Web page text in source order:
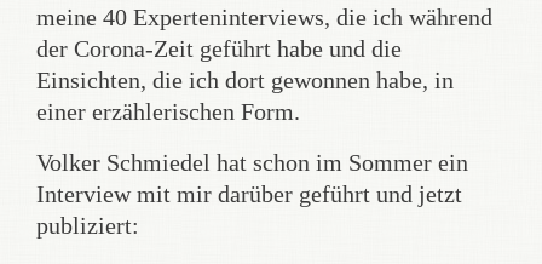
meine 40 Experteninterviews, die ich während
der Corona-Zeit geführt habe und die
Einsichten, die ich dort gewonnen habe, in
einer erzählerischen Form.
Volker Schmiedel hat schon im Sommer ein
Interview mit mir darüber geführt und jetzt
publiziert: